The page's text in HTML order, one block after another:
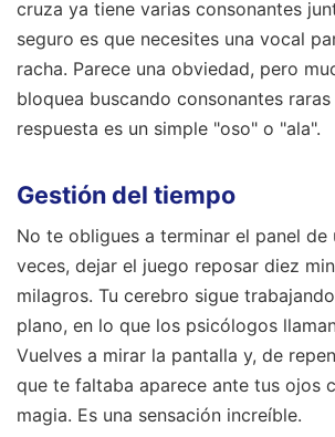
cruza ya tiene varias consonantes
seguro es que necesites una vocal
racha. Parece una obviedad, pero
bloquea buscando consonantes
respuesta es un simple "oso" o "ala".
Gestión del tiempo
No te obligues a terminar el panel de
veces, dejar el juego reposar diez
milagros. Tu cerebro sigue
plano, en lo que los psicólogos
Vuelves a mirar la pantalla y, de
que te faltaba aparece ante tus ojos
magia. Es una sensación increíble.